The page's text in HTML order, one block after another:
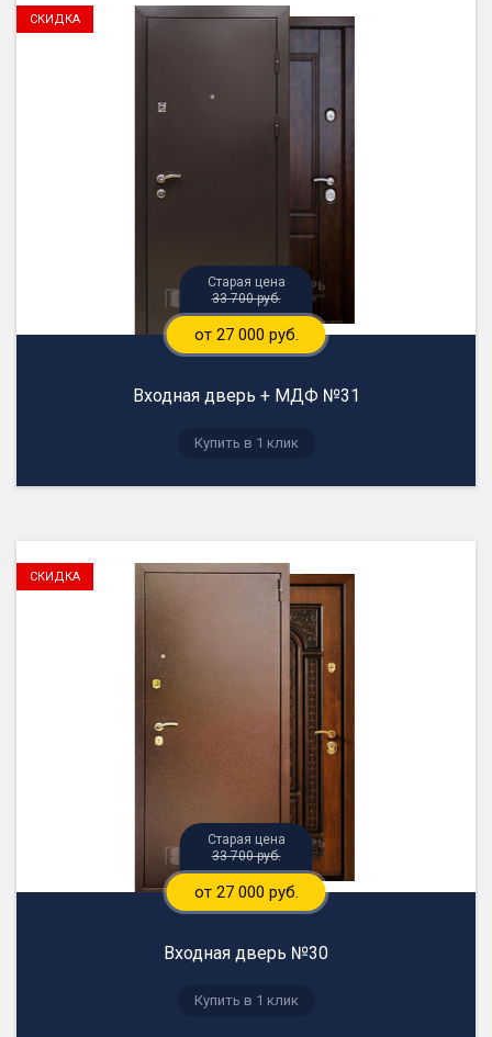
33 700 руб.
от 27 000 руб.
Входная дверь + МДФ №31
Купить в 1 клик
33 700 руб.
от 27 000 руб.
Входная дверь №30
Купить в 1 клик